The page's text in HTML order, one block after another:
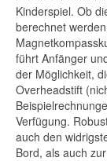
Kinderspiel. Ob
berechnet
führt Anfänger
der Möglichkeit,
Overheadstift
Verfügung.
auch den
Bord, als auch